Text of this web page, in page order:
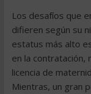
Los desafíos que
difieren según su
estatus más alto
en la contratación,
licencia de
Mientras, un gran